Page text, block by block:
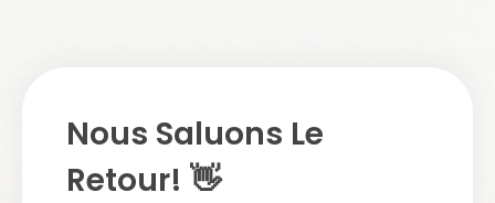
Nous Saluons Le
Retour! 👋